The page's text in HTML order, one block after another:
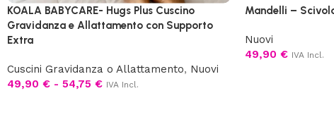
KOALA BABYCARE- Hugs Plus Cuscino
Gravidanza e Allattamento con Supporto
Extra
Cuscini Gravidanza o Allattamento, Nuovi
49,90 € - 54,75 € IVA Incl.
Mandelli –
Nuovi
49,90 € IVA Incl.